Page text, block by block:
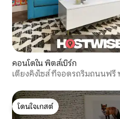
คอนโดใน พิตส์เบิร์ก
เตียงคิงไซส์ ที่จอดรถริมถนนฟรี
โดนใจเกสต์
โดนใจเกสต์